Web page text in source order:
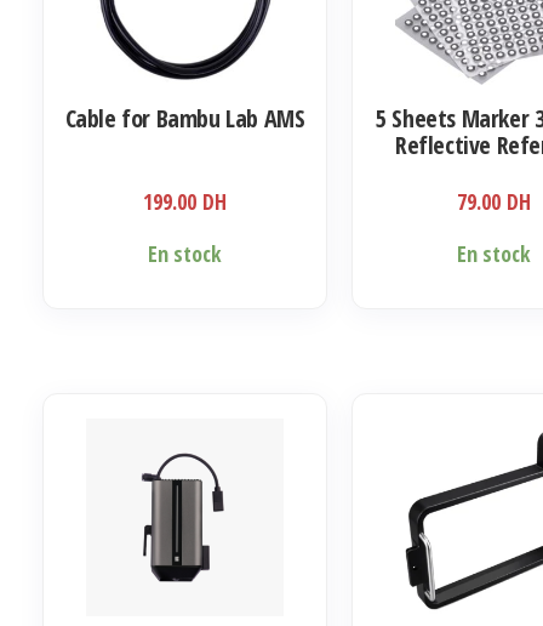
Cable for Bambu Lab AMS
199.00 DH
En stock
5 Sheets Marker
Reflective
79.00 DH
En stock